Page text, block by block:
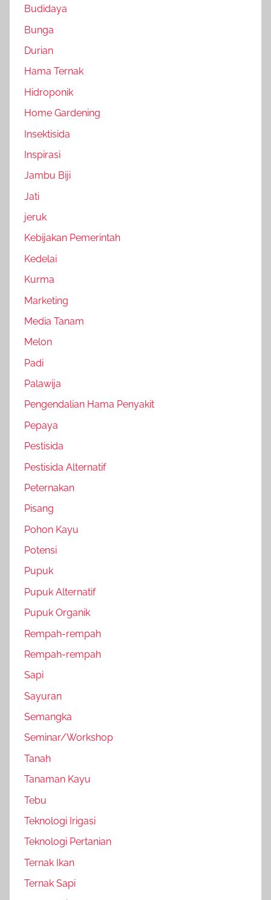
Budidaya
Bunga
Durian
Hama Ternak
Hidroponik
Home Gardening
Insektisida
Inspirasi
Jambu Biji
Jati
jeruk
Kebijakan Pemerintah
Kedelai
Kurma
Marketing
Media Tanam
Melon
Padi
Palawija
Pengendalian Hama Penyakit
Pepaya
Pestisida
Pestisida Alternatif
Peternakan
Pisang
Pohon Kayu
Potensi
Pupuk
Pupuk Alternatif
Pupuk Organik
Rempah-rempah
Rempah-rempah
Sapi
Sayuran
Semangka
Seminar/Workshop
Tanah
Tanaman Kayu
Tebu
Teknologi Irigasi
Teknologi Pertanian
Ternak Ikan
Ternak Sapi